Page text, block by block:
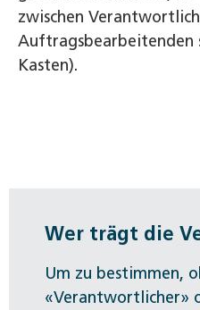
zwischen
Auftragsbearbeitenden
Kasten).
Wer trägt die
Um zu bestimmen,
«Verantwortlicher»